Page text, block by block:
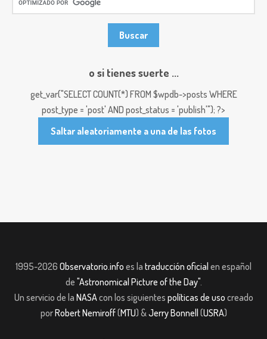
o si tienes suerte ...
get_var("SELECT COUNT(*) FROM $wpdb->posts WHERE
post_type = 'post' AND post_status = 'publish'"); ?>
Saltar aleatoriamente a una de las fotos
1995-2026 Observatorio.info es la traducción oficial en español
de "Astronomical Picture of the Day".
Un servicio de la NASAcon los siguientes políticas de uso creado
porRobert Nemiroff(MTU) &Jerry Bonnell (USRA)